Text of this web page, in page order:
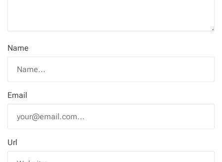
Name
Email
Url